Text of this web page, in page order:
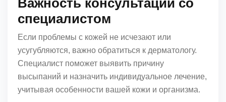
специалистом
Если проблемы с кожей не исчезают или
усугубляются, важно обратиться к дерматологу.
Специалист поможет выявить причину
высыпаний и назначить индивидуальное лечение,
учитывая особенности вашей кожи и организма.